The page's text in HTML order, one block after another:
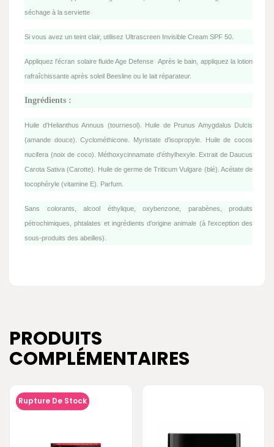
séchage à la serviette
Si vous avez un teint clair, utilisez Ultrascreen Invisible Cream SPF 50.
Appliquez l'écran solaire fluide Age Defense Après le bain, appliquez la lotion
rafraîchissante après soleil Beesline ou le lait réparateur.
Ingrédients :
Huile d'Helianthus Annuus (tournesol). Huile de Prunus Amygdalus Dulcis
(amande douce). Cyclométhicone. Myristate d'isopropyle. Huile de cocos
nucifera (noix de coco). Méthoxycinnamate d'éthylhexyle. Extrait de Daucus
Carota Sativa (Carotte). Huile de germe de Triticum Vulgare (blé). Acétate de
tocophéryle (vitamine E). Parfum.
Sans colorants, alcool éthylique, oxybenzone, parabènes, produits
pétrochimiques, phtalates et ingrédients d'origine animale (à l'exception des
sous-produits des abeilles).
PRODUITS
COMPLÉMENTAIRES
Rupture De Stock